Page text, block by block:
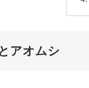
アオムシ